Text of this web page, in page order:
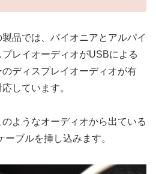
品では、パイオニアとアルパイ
レイオーディオがUSBによる
ディスプレイオーディオが有
しています。
ようなオーディオから出ている
ブルを挿し込みます。